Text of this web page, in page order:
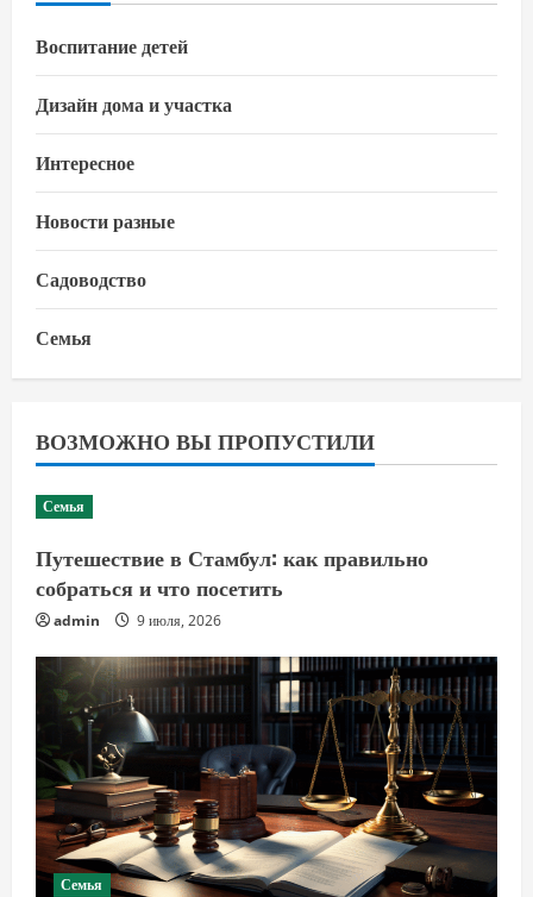
Воспитание детей
Дизайн дома и участка
Интересное
Новости разные
Садоводство
Семья
ВОЗМОЖНО ВЫ ПРОПУСТИЛИ
Семья
Путешествие в Стамбул: как правильно
собраться и что посетить
admin 9 июля, 2026
Семья